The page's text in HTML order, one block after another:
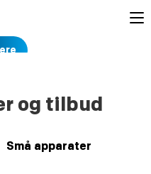
og tilbud
Små apparater